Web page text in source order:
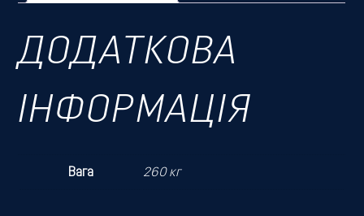
ДОДАТКОВА
ІНФОРМАЦІЯ
Вага 260 кг